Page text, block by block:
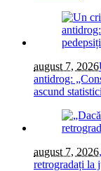
august 7, 2026
antidrog:
ascund
august 7, 2026
retrogradați la